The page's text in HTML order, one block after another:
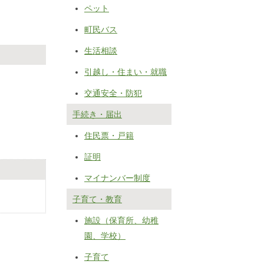
ペット
町民バス
生活相談
引越し・住まい・就職
交通安全・防犯
手続き・届出
住民票・戸籍
証明
マイナンバー制度
子育て・教育
施設（保育所、幼稚
園、学校）
子育て